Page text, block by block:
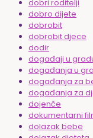
dobri roditelji
dobro dijete
dobrobit
dobrobit djece
dodir
događaji u
događanja u
događanja za
događanja za
dojenče
dokumentarni
dolazak bebe